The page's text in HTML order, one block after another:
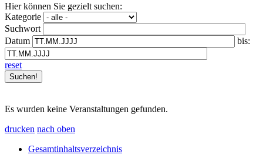
Hier können Sie gezielt suchen:
Kategorie
Suchwort
Datum
bis:
reset
Es wurden keine Veranstaltungen gefunden.
drucken nach oben
Gesamtinhaltsverzeichnis